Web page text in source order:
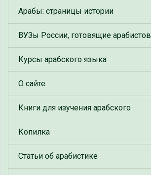
Арабы: страницы истории
ВУЗы России, готовящие арабистов
Курсы арабского языка
О сайте
Книги для изучения арабского
Копилка
Статьи об арабистике